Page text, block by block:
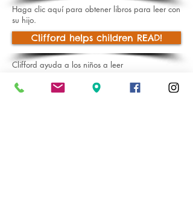
Haga clic aquí para obtener libros para leer con
su hijo.
Clifford helps children READ!
Clifford ayuda a los niños a leer
Sight Words